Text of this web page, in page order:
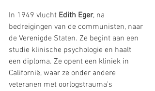
In 1949 vlucht Edith Eger, na
bedreigingen van de communisten, naar
de Verenigde Staten. Ze begint aan een
studie klinische psychologie en haalt
een diploma. Ze opent een kliniek in
Californië, waar ze onder andere
veteranen met oorlogstrauma's